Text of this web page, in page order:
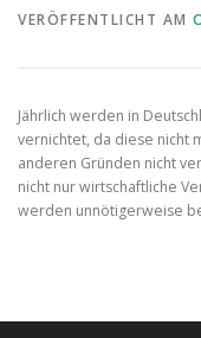
VERÖFFENTLICHT AM
Jährlich werden in
vernichtet, da diese nicht
anderen Gründen nicht
nicht nur wirtschaftliche
werden unnötigerweise